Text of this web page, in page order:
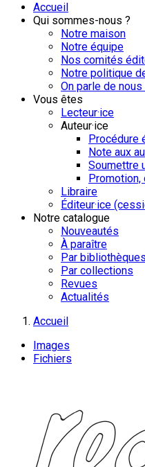
Accueil
Qui sommes-nous ?
Notre maison
Notre équipe
Nos comités
Notre politique
On parle de nous
Vous êtes
Lecteur·ice
Auteur·ice
Procédure
Note aux
Soumettre
Libraire
Éditeur·ice
Notre catalogue
Nouveautés
À paraître
Par
Par collections
Revues
Actualités
Accueil
Images
Fichiers